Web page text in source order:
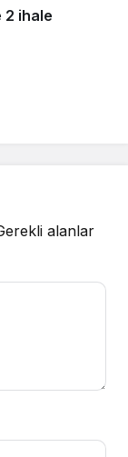
2 ihale
alanlar